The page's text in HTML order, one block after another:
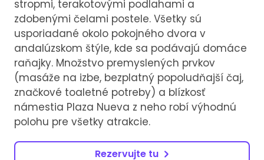
stropmi, terakotovými podlahami a
zdobenými čelami postele. Všetky sú
usporiadané okolo pokojného dvora v
andalúzskom štýle, kde sa podávajú domáce
raňajky. Množstvo premyslených prvkov
(masáže na izbe, bezplatný popoludňajší čaj,
značkové toaletné potreby) a blízkosť
námestia Plaza Nueva z neho robí výhodnú
polohu pre všetky atrakcie.
Rezervujte tu